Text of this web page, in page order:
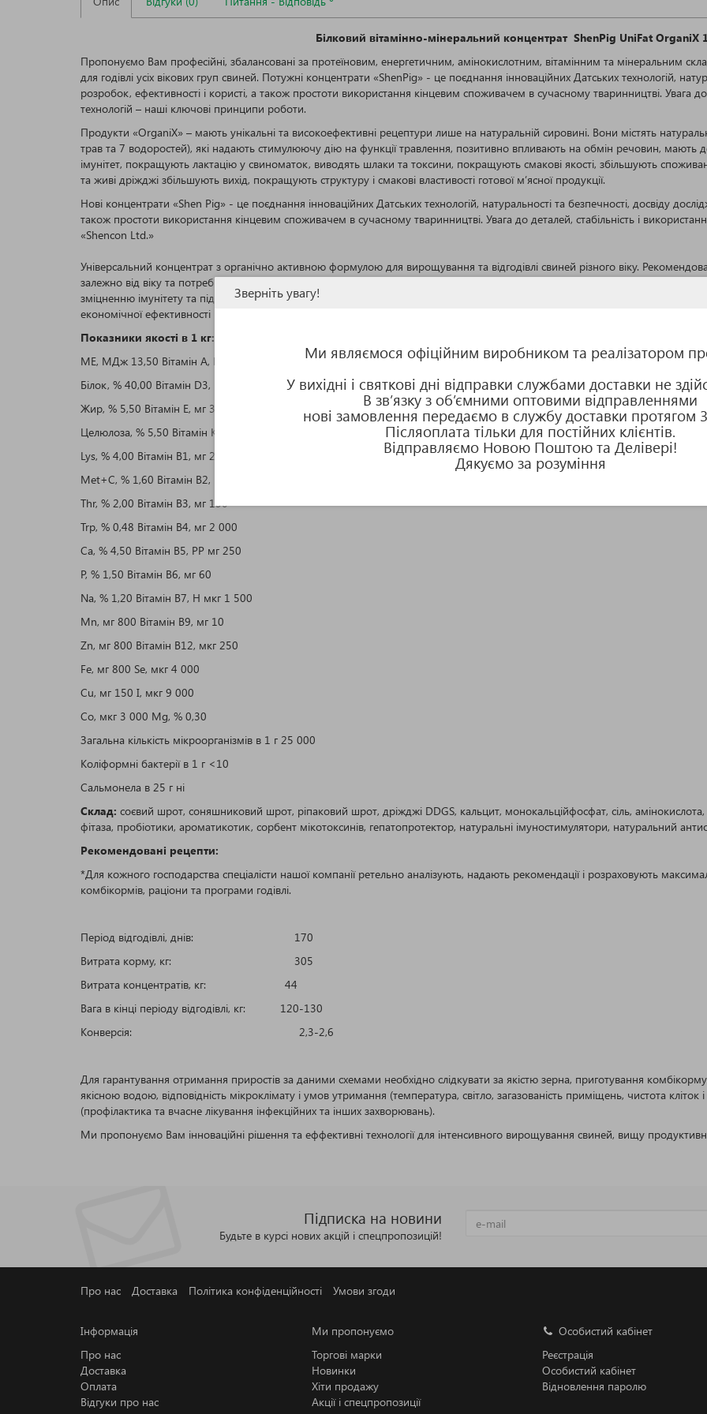
Зверніть увагу!
Ми являємося офіційним виробником та реалізатором
У вихідні і святкові дні відправки службами доставки не
В зв’язку з об’ємними оптовими відправленнями
нові замовлення передаємо в службу доставки протягом
Післяоплата тільки для постійних клієнтів.
Відправляємо Новою Поштою та Делівері!
Дякуємо за розуміння
Білковий вітамінно-мінеральний концентрат ShenPig UniFat OrganiХ
Пропонуємо Вам професійні, збалансовані за протеїновим, енергетичним, амінокислотним, вітамінним та мінеральним
для годівлі усіх вікових груп свиней. Потужні концентрати «ShenPig» - це поєднання інноваційних Датських технологій,
розробок, ефективності і користі, а також простоти використання кінцевим споживачем в сучасному тваринництві. Увага до
технологій – наші ключові принципи роботи.
Продукти «OrganiХ» – мають унікальні та високоефективні рецептури лише на натуральній сировині. Вони містять
трав та 7 водоростей), які надають стимулюючу дію на функції травлення, позитивно впливають на обмін речовин, мають
імунітет, покращують лактацію у свиноматок, виводять шлаки та токсини, покращують смакові якості, збільшують
та живі дріжджі збільшують вихід, покращують структуру і смакові властивості готової м’ясної продукції.
Нові концентрати «Shen Pig» - це поєднання інноваційних Датських технологій, натуральності та безпечності, досвіду
також простоти використання кінцевим споживачем в сучасному тваринництві. Увага до деталей, стабільність і
«Shencon Ltd.»
Універсальний концентрат з органічно активною формулою для вирощування та відгодівлі свиней різного віку.
залежно від віку та потреб тварин. Містить високоякісні білки, органічні мінерали, вітаміни, амінокислоти та
зміцненню імунітету та підтримці здоров’я шлунково-кишкового тракту. Формула спрямована на зниження стресових
економічної ефективності відгодівлі. Ідеальний вибір для сучасних фермерських господарств, що цінують безпеку та якість
Показники якості в 1 кг:
ME, МДж 13,50 Вітамін A, МО 100 000
Білок, % 40,00 Вітамін D3, МО 20 000
Жир, % 5,50 Вітамін E, мг 300
Целюлоза, % 5,50 Вітамін K3, мг 25
Lys, % 4,00 Вітамін B1, мг 25
Met+C, % 1,60 Вітамін B2, мг 60
Thr, % 2,00 Вітамін B3, мг 150
Trp, % 0,48 Вітамін B4, мг 2 000
Ca, % 4,50 Вітамін B5, PP мг 250
P, % 1,50 Вітамін B6, мг 60
Na, % 1,20 Вітамін B7, H мкг 1 500
Mn, мг 800 Вітамін B9, мг 10
Zn, мг 800 Вітамін B12, мкг 250
Fe, мг 800 Se, мкг 4 000
Cu, мг 150 I, мкг 9 000
Co, мкг 3 000 Mg, % 0,30
Загальна кількість мікроорганізмів в 1 г 25 000
Коліформні бактерії в 1 г <10
Сальмонела в 25 г ні
Склад: соєвий шрот, соняшниковий шрот, ріпаковий шрот, дріжджі DDGS, кальцит, монокальційфосфат, сіль, амінокислота,
фітаза, пробіотики, ароматикотик, сорбент мікотоксинів, гепатопротектор, натуральні імуностимулятори, натуральний
Рекомендовані рецепти:
*Для кожного господарства спеціалісти нашої компанії ретельно аналізують, надають рекомендації і розраховують
комбікормів, раціони та програми годівлі.
Період відгодівлі, днів: 170
Витрата корму, кг: 305
Витрата концентратів, кг: 44
Вага в кінці періоду відгодівлі, кг: 120-130
Конверсія: 2,3-2,6
Для гарантування отримання приростів за даними схемами необхідно слідкувати за якістю зерна, приготування
якісною водою, відповідність мікроклімату і умов утримання (температура, світло, загазованість приміщень, чистота
(профілактика та вчасне лікування інфекційних та інших захворювань).
Ми пропонуємо Вам інноваційні рішення та еффективні технології для інтенсивного вирощування свиней, вищу
Підписка на новини
Будьте в курсі нових акцій і спецпропозицій!
Про нас Доставка Політика конфіденційності Умови згоди
Інформація
Про нас
Доставка
Оплата
Відгуки про нас
Ми пропонуємо
Торгові марки
Новинки
Хіти продажу
Акції і спецпропозиції
Особистий кабінет
Реєстрація
Особистий кабінет
Відновлення паролю